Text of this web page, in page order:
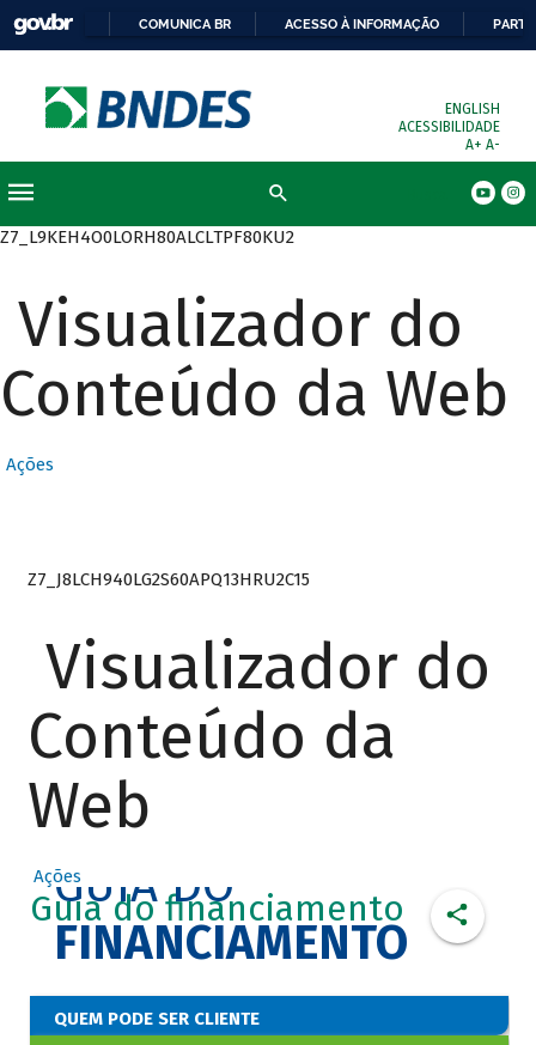
COMUNICA BR ACESSO À INFORMAÇÃO
ENGLISH
ACESSIBILIDADE
A+ A-
Z7_L9KEH4O0LORH80ALCLTPF80KU2
Visualizador do
Conteúdo da Web
Ações
Z7_J8LCH940LG2S60APQ13HRU2C15
Visualizador do
Conteúdo da
Web
Ações
Guia do financiamento
GUIA DO
FINANCIAMENTO
QUEM PODE SER CLIENTE